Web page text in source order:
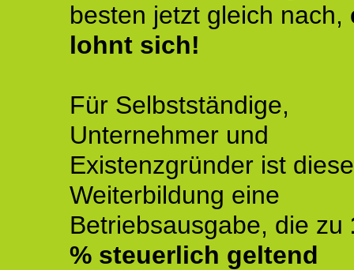
besten jetzt gleich nach,
lohnt sich!
Für Selbstständige,
Unternehmer und
Existenzgründer ist diese
Weiterbildung eine
Betriebsausgabe, die zu
% steuerlich geltend